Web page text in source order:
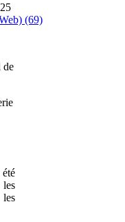
(69)
de